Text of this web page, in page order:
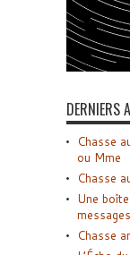
DERNIERS
Chasse
ou Mme
Chasse
Une
Chasse